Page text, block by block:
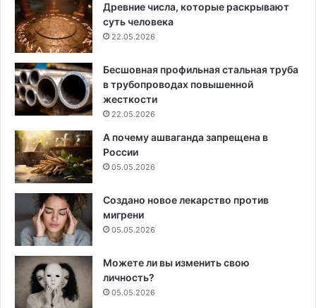
Древние числа, которые раскрывают
суть человека
22.05.2026
Бесшовная профильная стальная труба
в трубопроводах повышенной
жесткости
22.05.2026
А почему ашваганда запрещена в
России
05.05.2026
Создано новое лекарство против
мигрени
05.05.2026
Можете ли вы изменить свою
личность?
05.05.2026